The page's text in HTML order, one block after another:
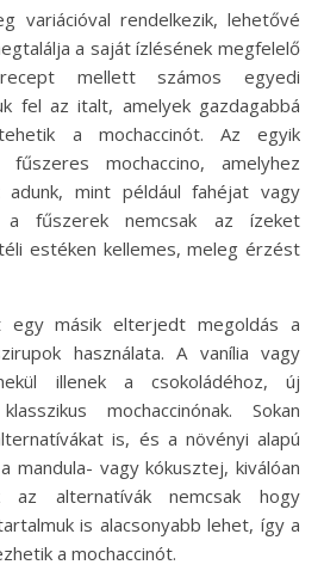
variációval rendelkezik, lehetővé
a saját ízlésének megfelelő
mellett számos egyedi
fel az italt, amelyek gazdagabbá
a mochaccinót. Az egyik
mochaccino, amelyhez
adunk, mint például fahéjat vagy
a fűszerek nemcsak az ízeket
estéken kellemes, meleg érzést
egy másik elterjedt megoldás a
használata. A vanília vagy
illenek a csokoládéhoz, új
mochaccinónak. Sokan
is, és a növényi alapú
mandula- vagy kókusztej, kiválóan
az alternatívák nemcsak hogy
is alacsonyabb lehet, így a
a mochaccinót.